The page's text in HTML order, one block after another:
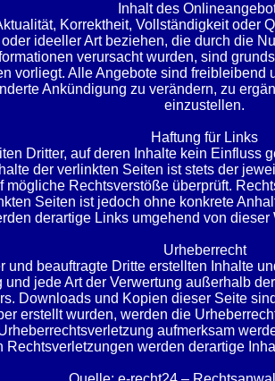
Inhalt des
Korrektheit, Vollständigkeit
ideeller Art beziehen, die durch die
verursacht wurden, sind
vorliegt. Alle Angebote sind
Ankündigung zu verändern, zu
einzustellen.
Haftung für Links
Dritter, auf deren Inhalte kein
der verlinkten Seiten ist stets der
Rechtsverstöße überprüft.
Seiten ist jedoch ohne konkrete
derartige Links umgehend von
Urheberrecht
beauftragte Dritte erstellten Inhalte
jede Art der Verwertung außerhalb
Downloads und Kopien dieser Seite
erstellt wurden, werden die
aufmerksam
Rechtsverletzungen werden derartige